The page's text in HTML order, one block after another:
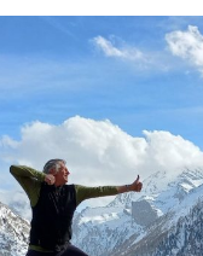
avec la belle et
en 2010 au milieu
je n’ai eu de cesse
et sa raison d’être.
un Maître Tantrique